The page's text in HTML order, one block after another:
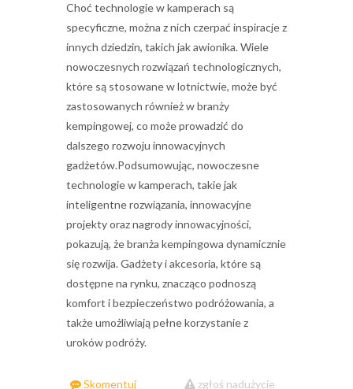
Choć technologie w kamperach są
specyficzne, można z nich czerpać inspiracje z
innych dziedzin, takich jak awionika. Wiele
nowoczesnych rozwiązań technologicznych,
które są stosowane w lotnictwie, może być
zastosowanych również w branży
kempingowej, co może prowadzić do
dalszego rozwoju innowacyjnych
gadżetów.Podsumowując, nowoczesne
technologie w kamperach, takie jak
inteligentne rozwiązania, innowacyjne
projekty oraz nagrody innowacyjności,
pokazują, że branża kempingowa dynamicznie
się rozwija. Gadżety i akcesoria, które są
dostępne na rynku, znacząco podnoszą
komfort i bezpieczeństwo podróżowania, a
także umożliwiają pełne korzystanie z
uroków podróży.
Skomentuj zgłoś nadużycie